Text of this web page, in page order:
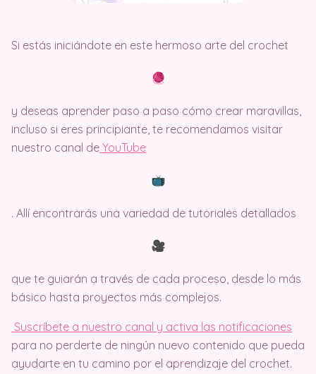
Si estás iniciándote en este hermoso arte del crochet
y deseas aprender paso a paso cómo crear maravillas,
incluso si eres principiante, te recomendamos visitar
nuestro canal de YouTube
. Allí encontrarás una variedad de tutoriales detallados
que te guiarán a través de cada proceso, desde lo más
básico hasta proyectos más complejos.
Suscríbete a nuestro canal y activa las notificaciones
para no perderte de ningún nuevo contenido que pueda
ayudarte en tu camino por el aprendizaje del crochet.